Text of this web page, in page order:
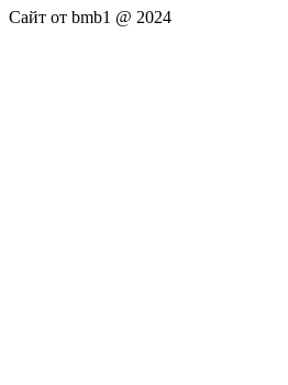
Сайт от bmb1 @ 2024